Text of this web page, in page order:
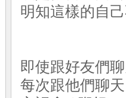
明知這樣的自
即使跟好友們
每次跟他們聊